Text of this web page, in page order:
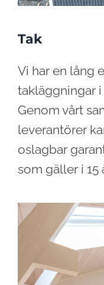
Tak
Vi har en lång
takläggningar
Genom vårt
leverantörer
oslagbar
som gäller i